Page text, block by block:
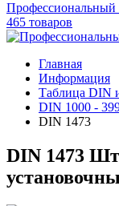
Профессиональный
465 товаров
Главная
Информация
Таблица DIN
DIN 1000 -
DIN 1473
DIN 1473